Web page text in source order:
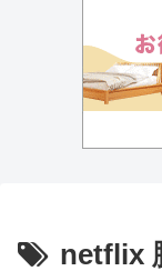
netflix